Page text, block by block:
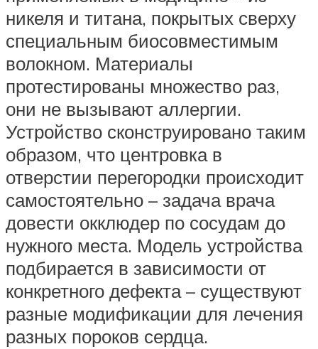
никеля и титана, покрытых сверху
специальным биосовместимым
волокном. Материалы
протестированы множество раз,
они не вызывают аллергии.
Устройство сконструировано таким
образом, что центровка в
отверстии перегородки происходит
самостоятельно – задача врача
довести окклюдер по сосудам до
нужного места. Модель устройства
подбирается в зависимости от
конкретного дефекта – существуют
разные модификации для лечения
разных пороков сердца.